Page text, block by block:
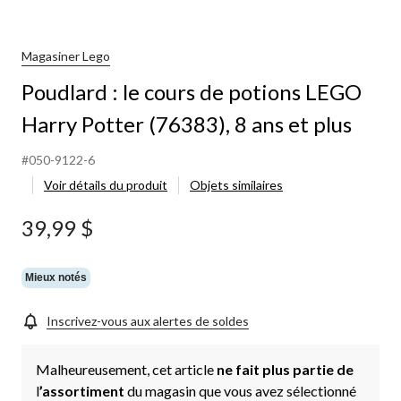
Magasiner Lego
Poudlard : le cours de potions LEGO
Harry Potter (76383), 8 ans et plus
#050-9122-6
Voir détails du produit
Objets similaires
39,99 $
Mieux notés
Inscrivez-vous aux alertes de soldes
Malheureusement, cet article ne fait plus partie de
l’assortiment du magasin que vous avez sélectionné